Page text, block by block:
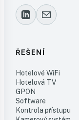
ŘEŠENÍ
Hotelové WiFi
Hotelová TV
GPON
Software
Kontrola přístupu